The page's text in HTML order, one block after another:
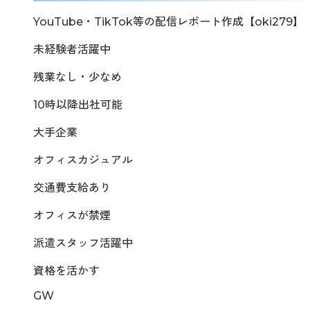
YouTube・TikTok等の配信レポート作成【oki279】
未経験者活躍中
残業なし・少なめ
10時以降出社可能
大手企業
オフィスカジュアル
交通費支給あり
オフィスが禁煙
派遣スタッフ活躍中
資格を活かす
GW